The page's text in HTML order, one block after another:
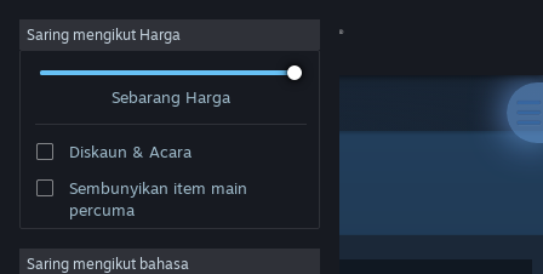
Sign in
Tentang
Saring mengikut Harga
Sebarang Harga
Diskaun & Acara
Sembunyikan item main
percuma
Saring mengikut bahasa
Pembangun: ARdigitC